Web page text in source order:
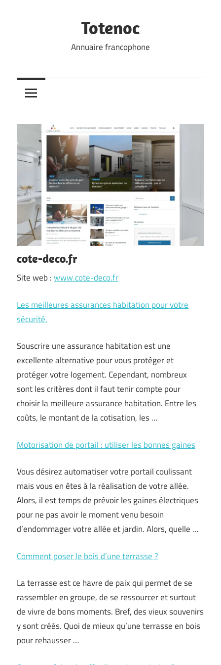
Totenoc
Annuaire francophone
cote-deco.fr
Site web :www.cote-deco.fr
Les meilleures assurances habitation pour votre
sécurité.
Souscrire une assurance habitation est une
excellente alternative pour vous protéger et
protéger votre logement. Cependant, nombreux
sont les critères dont il faut tenir compte pour
choisir la meilleure assurance habitation. Entre les
coûts, le montant de la cotisation, les …
Motorisation de portail : utiliser les bonnes gaines
Vous désirez automatiser votre portail coulissant
mais vous en êtes à la réalisation de votre allée.
Alors, il est temps de prévoir les gaines électriques
pour ne pas avoir le moment venu besoin
d’endommager votre allée et jardin. Alors, quelle …
Comment poser le bois d’une terrasse ?
La terrasse est ce havre de paix qui permet de se
rassembler en groupe, de se ressourcer et surtout
de vivre de bons moments. Bref, des vieux souvenirs
y sont créés. Quoi de mieux qu’une terrasse en bois
pour rehausser …